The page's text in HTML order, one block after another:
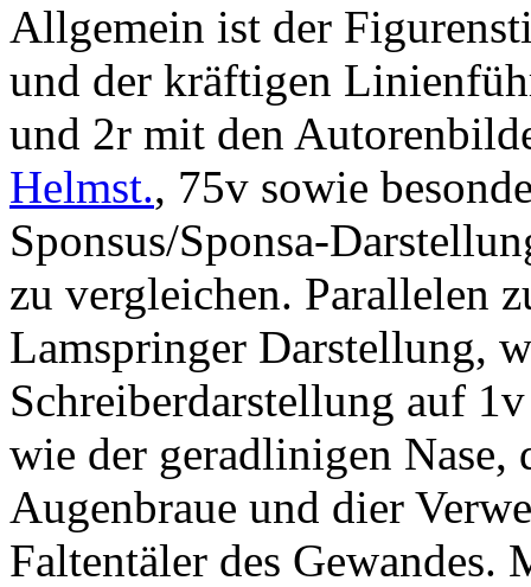
Allgemein ist der
und der kräftigen
und 2r mit den
Helmst., 75v sowie
Sponsus/Sponsa-
zu vergleichen. Parallelen
Lamspringer Darstellung,
Schreiberdarstellung auf
wie der geradlinigen
Augenbraue und dier
Faltentäler des